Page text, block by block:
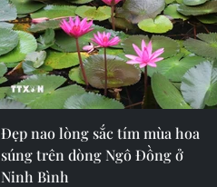
Đẹp nao lòng sắc tím mùa hoa
súng trên dòng Ngô Đồng ở
Ninh Bình